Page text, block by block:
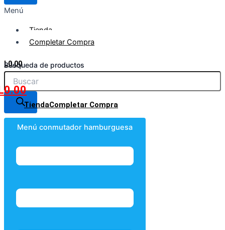
Menú
Tienda
Completar Compra
L0.00
Búsqueda de productos
0.00
TiendaCompletar Compra
Menú conmutador hamburguesa